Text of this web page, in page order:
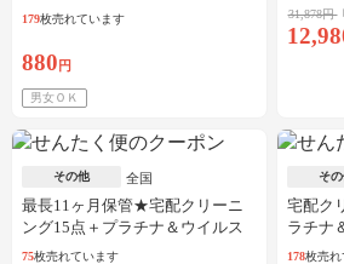
診料・送料込／30枚可
179枚売れています
880 円
男女ＯＫ
31,878円
その他 全国
最長11ヶ月保管★宅配クリーニ
ング15点＋プラチナ＆ウイルス
加工
75枚売れています
そ
宅配ク
ラチナ
178枚売れ